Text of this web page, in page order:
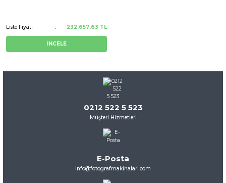
Liste Fiyatı 232.657,63 TL
İNCELE
0212 522 5 523
Müşteri Hizmetleri
E-Posta
info@fotografmakinalari.com